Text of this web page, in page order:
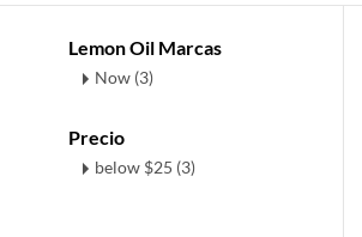
Lemon Oil Marcas
Now (3)
Precio
below $25 (3)